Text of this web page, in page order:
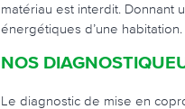
matériau est interdit. Donnant
énergétiques d’une habitation.
NOS
Le diagnostic de mise en